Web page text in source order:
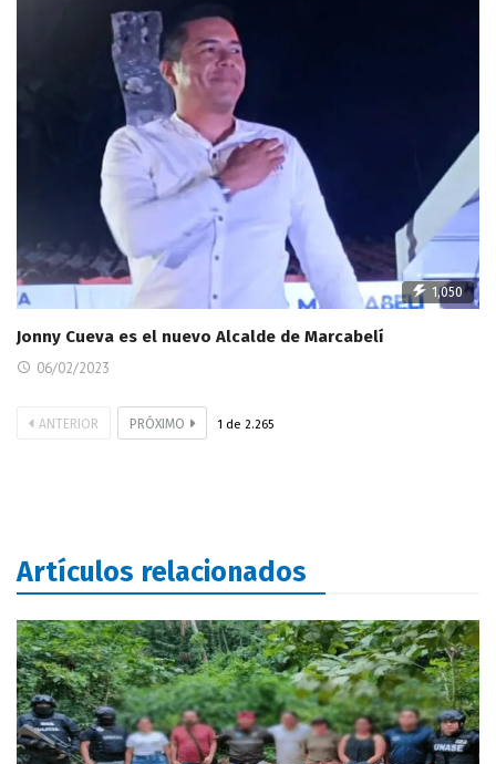
1,050
Jonny Cueva es el nuevo Alcalde de Marcabelí
06/02/2023
ANTERIOR PRÓXIMO 1 de 2.265
Artículos relacionados